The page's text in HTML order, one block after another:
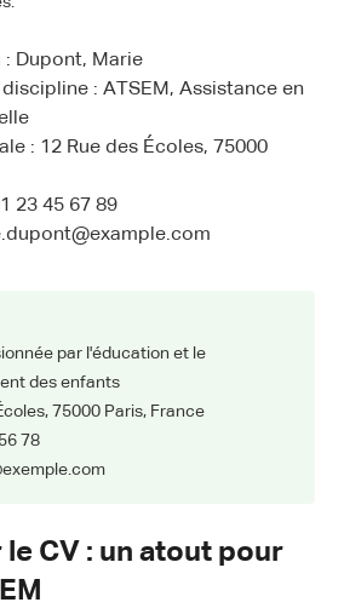
: Dupont, Marie
: ATSEM, Assistance en
: 12 Rue des Écoles, 75000
23 45 67 89
par l'éducation et le
des enfants
75000 Paris, France
78
le CV : un atout pour